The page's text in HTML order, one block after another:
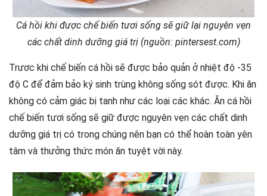
Cá hồi khi được chế biến tươi sống sẽ giữ lại nguyên vẹn
các chất dinh dưỡng giá trị (nguồn: pintersest.com)
Trươc khi chế biến cá hồi sẽ được bảo quản ở nhiệt độ -35
độ C để đảm bảo ký sinh trùng không sống sót được. Khi ăn
không có cảm giác bị tanh như các loại các khác. Ăn cá hồi
chế biến tươi sống sẽ giữ được nguyên vẹn các chất dinh
dưỡng giá trị có trong chúng nên bạn có thể hoàn toàn yên
tâm và thưởng thức món ăn tuyệt vời này.